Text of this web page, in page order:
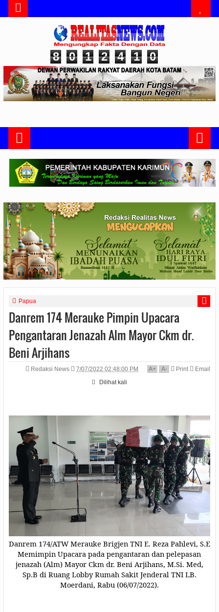
8 0 1 2 4 1 0
Papua
Danrem 174 Merauke Pimpin Upacara
Pengantaran Jenazah Alm Mayor Ckm dr.
Beni Arjihans
Redaksi News 7/07/2022 02:48:00 PM A+ A- Print
Email
Dilihat kali
Danrem 174/ATW Merauke Brigjen TNI E. Reza Pahlevi, S.E
MemimpinUpacara pada pengantaran dan pelepasan
jenazah (Alm) Mayor Ckm dr. Beni Arjihans, M.Si. Med,
Sp.B di Ruang Lobby Rumah Sakit Jenderal TNI LB.
Moerdani, Rabu (06/07/2022).